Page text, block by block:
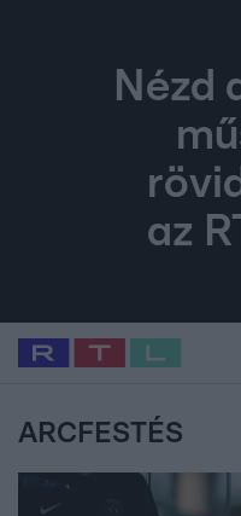
Nézd
az
Legfrissebb RTL Híradó
Babits Marcella
ARCFESTÉS